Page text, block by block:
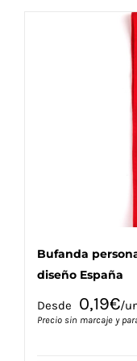
Bufanda
diseño España
Desde 0,19€/
Precio sin marcaje y